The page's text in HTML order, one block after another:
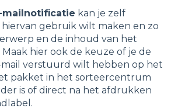
kan je zelf
gebruik wilt maken en zo
en de inhoud van het
hier ook de keuze of je de
mail verstuurd wilt hebben op het
pakket in het sorteercentrum
is of direct na het afdrukken